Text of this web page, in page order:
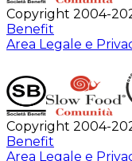
Copyright 2004-
Benefit
Area Legale e
Copyright 2004-
Benefit
Area Legale e